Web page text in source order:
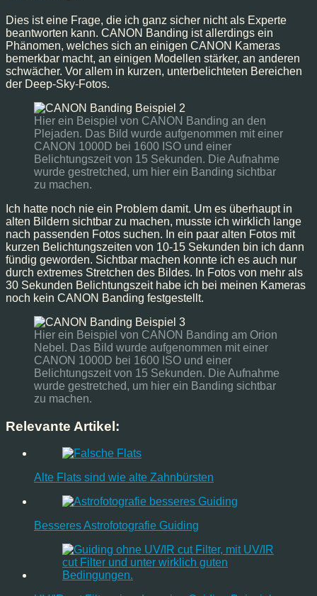
Dies ist eine Frage, die ich ganz sicher nicht als Experte
beantworten kann. CANON Banding ist allerdings ein
Phänomen, welches sich an einigen CANON Kameras
bemerkbar macht, an einigen Modellen stärker, an anderen
schwächer. Vor allem in kurzen, unterbelichteten Bereichen
der Deep-Sky-Fotos.
Hier ein Beispiel von CANON Banding an den
Plejaden. Das Bild wurde aufgenommen mit einer
CANON 1000D bei 1600 ISO und einer
Belichtungszeit von 15 Sekunden. Die Aufnahme
wurde gestretched, um hier ein Banding sichtbar
zu machen.
Ich hatte noch nie ein Problem damit. Um es überhaupt in
alten Bildern sichtbar zu machen, musste ich wirklich lange
nach passenden Fotos suchen. In ein paar alten Fotos mit
kurzen Belichtungszeiten von 10-15 Sekunden bin ich dann
fündig geworden. Sichtbar machen konnte ich es auch nur
durch extremes Stretchen des Bildes. In Fotos von mehr als
30 Sekunden Belichtungszeit habe ich bei meinen Kameras
noch kein CANON Banding festgestellt.
Hier ein Beispiel von CANON Banding am Orion
Nebel. Das Bild wurde aufgenommen mit einer
CANON 1000D bei 1600 ISO und einer
Belichtungszeit von 15 Sekunden. Die Aufnahme
wurde gestretched, um hier ein Banding sichtbar
zu machen.
Relevante Artikel:
Alte Flats sind wie alte Zahnbürsten
Besseres Astrofotografie Guiding